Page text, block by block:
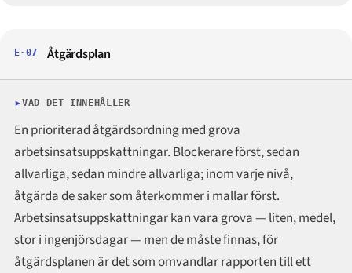
E·07 Åtgärdsplan
VAD DET INNEHÅLLER
En prioriterad åtgärdsordning med grova
arbetsinsatsuppskattningar. Blockerare först, sedan
allvarliga, sedan mindre allvarliga; inom varje nivå,
åtgärda de saker som återkommer i mallar först.
Arbetsinsatsuppskattningar kan vara grova — liten, medel,
stor i ingenjörsdagar — men de måste finnas, för
åtgärdsplanen är det som omvandlar rapporten till ett